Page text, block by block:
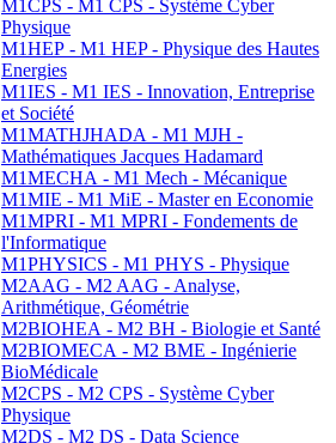
M1CPS - M1 CPS - Système Cyber
Physique
M1HEP - M1 HEP - Physique des Hautes
Energies
M1IES - M1 IES - Innovation, Entreprise
et Société
M1MATHJHADA - M1 MJH -
Mathématiques Jacques Hadamard
M1MECHA - M1 Mech - Mécanique
M1MIE - M1 MiE - Master en Economie
M1MPRI - M1 MPRI - Fondements de
l'Informatique
M1PHYSICS - M1 PHYS - Physique
M2AAG - M2 AAG - Analyse,
Arithmétique, Géométrie
M2BIOHEA - M2 BH - Biologie et Santé
M2BIOMECA - M2 BME - Ingénierie
BioMédicale
M2CPS - M2 CPS - Système Cyber
Physique
M2DS - M2 DS - Data Science